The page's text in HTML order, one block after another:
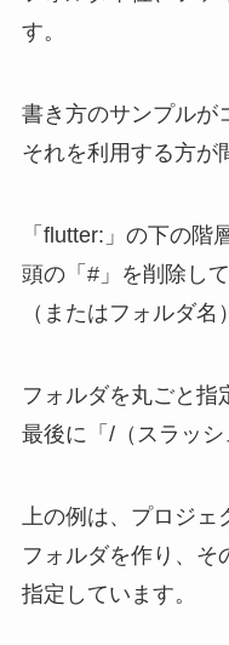
す。
書き方のサンプルが
それを利用する方が
「flutter:」の下の階
頭の「#」を削除し
（またはフォルダ名
フォルダを丸ごと指
最後に「/（スラッシ
上の例は、プロジェ
フォルダを作り、そ
指定しています。